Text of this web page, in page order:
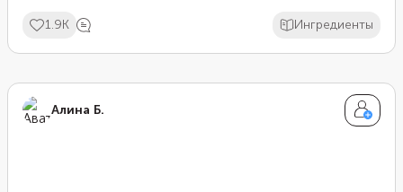
Остается потушить все вместе и посыпать
процессом. Еще больше интересных рецептов
ищите здесь.
1.9K Ингредиенты
Алина Б.